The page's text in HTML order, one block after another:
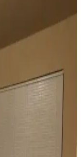
Estetik Perde
kullanımı, rulo stor
seçenekleri manzara
planlaması ile